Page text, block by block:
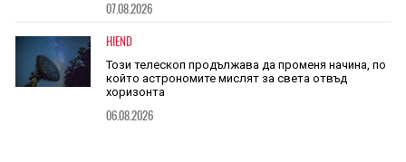
07.08.2026
HIEND
Този телескоп продължава да променя начина, по
който астрономите мислят за света отвъд
хоризонта
06.08.2026